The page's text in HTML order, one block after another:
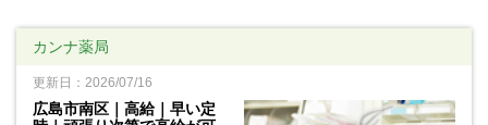
カンナ薬局
更新日：2026/07/16
広島市南区｜高給｜早い定